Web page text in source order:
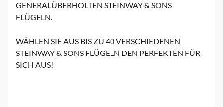
GENERALÜBERHOLTEN STEINWAY & SONS
FLÜGELN.
WÄHLEN SIE AUS BIS ZU 40 VERSCHIEDENEN
STEINWAY & SONS FLÜGELN DEN PERFEKTEN FÜR
SICH AUS!